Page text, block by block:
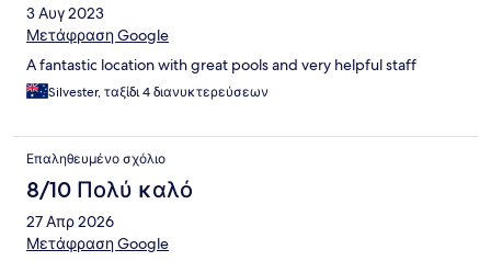
3 Αυγ 2023
Μετάφραση Google
A fantastic location with great pools and very helpful staff
Silvester, ταξίδι 4 διανυκτερεύσεων
Επαληθευμένο σχόλιο
8/10 Πολύ καλό
27 Απρ 2026
Μετάφραση Google